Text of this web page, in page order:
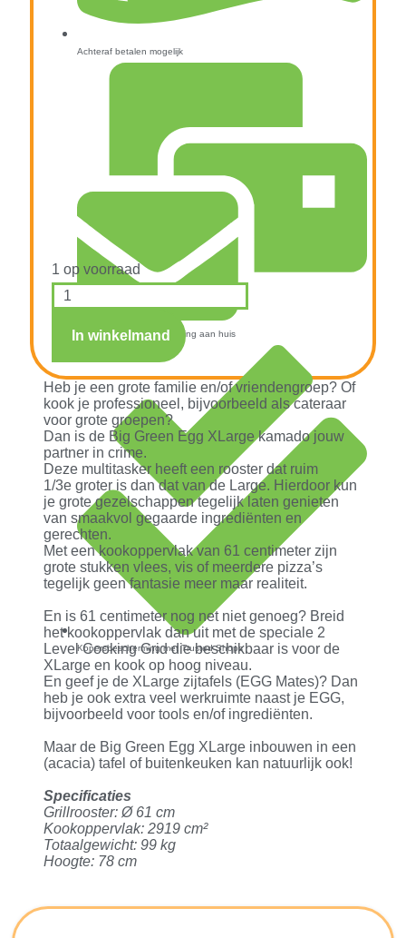
Achteraf betalen mogelijk
Snelle verzending & levering aan huis
Kopersbescherming met Trusted Shops
1 op voorraad
In winkelmand
Heb je een grote familie en/of vriendengroep? Of
kook je professioneel, bijvoorbeeld als cateraar
voor grote groepen?
Dan is de Big Green Egg XLarge kamado jouw
partner in crime.
Deze multitasker heeft een rooster dat ruim
1/3e groter is dan dat van de Large. Hierdoor kun
je grote gezelschappen tegelijk laten genieten
van smaakvol gegaarde ingrediënten en
gerechten.
Met een kookoppervlak van 61 centimeter zijn
grote stukken vlees, vis of meerdere pizza’s
tegelijk geen fantasie meer maar realiteit.
En is 61 centimeter nog net niet genoeg? Breid
het kookoppervlak dan uit met de speciale 2
Level Cooking Grid die beschikbaar is voor de
XLarge en kook op hoog niveau.
En geef je de XLarge zijtafels (EGG Mates)? Dan
heb je ook extra veel werkruimte naast je EGG,
bijvoorbeeld voor tools en/of ingrediënten.
Maar de Big Green Egg XLarge inbouwen in een
(acacia) tafel of buitenkeuken kan natuurlijk ook!
Specificaties
Grillrooster: Ø 61 cm
Kookoppervlak: 2919 cm²
Totaalgewicht: 99 kg
Hoogte: 78 cm